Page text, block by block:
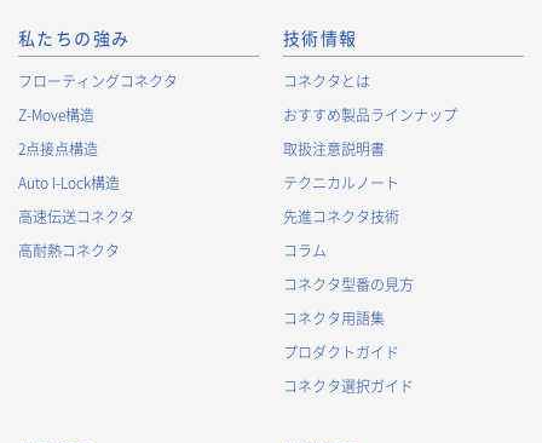
私たちの強み
フローティングコネクタ
Z-Move構造
2点接点構造
Auto I-Lock構造
高速伝送コネクタ
高耐熱コネクタ
技術情報
コネクタとは
おすすめ製品ラインナップ
取扱注意説明書
テクニカルノート
先進コネクタ技術
コラム
コネクタ型番の見方
コネクタ用語集
プロダクトガイド
コネクタ選択ガイド